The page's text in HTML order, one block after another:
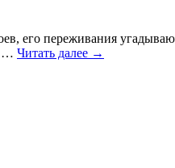
его переживания
… Читать далее →